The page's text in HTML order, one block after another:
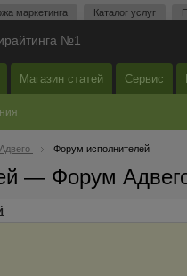
маркетинга Каталог услуг
№1
Магазин статей Сервис
Адвего Форум исполнителей
— Форум